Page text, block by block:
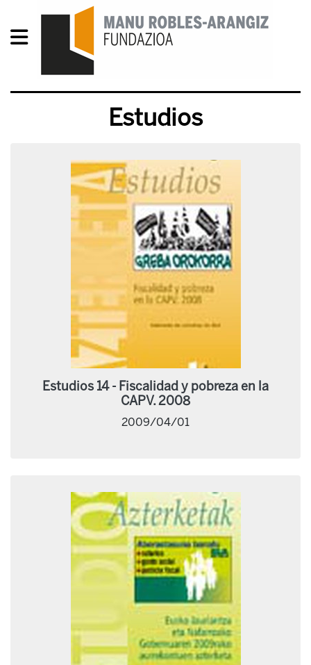
Estudios
Estudios 14 - Fiscalidad y pobreza en la
CAPV. 2008
2009/04/01